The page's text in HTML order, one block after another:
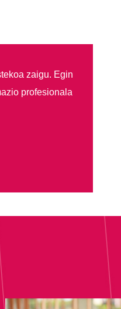
zaigu. Egin
profesionala